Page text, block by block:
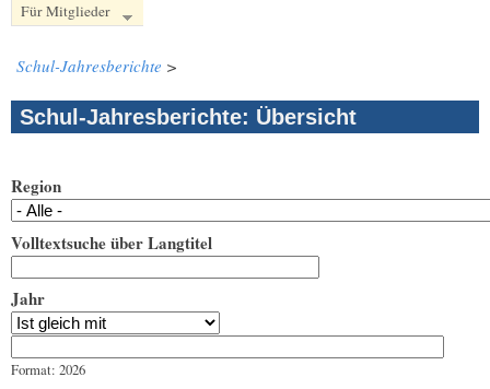
Für Mitglieder
Schul-Jahresberichte >
Schul-Jahresberichte: Übersicht
Region
Volltextsuche über Langtitel
Jahr
Format: 2026